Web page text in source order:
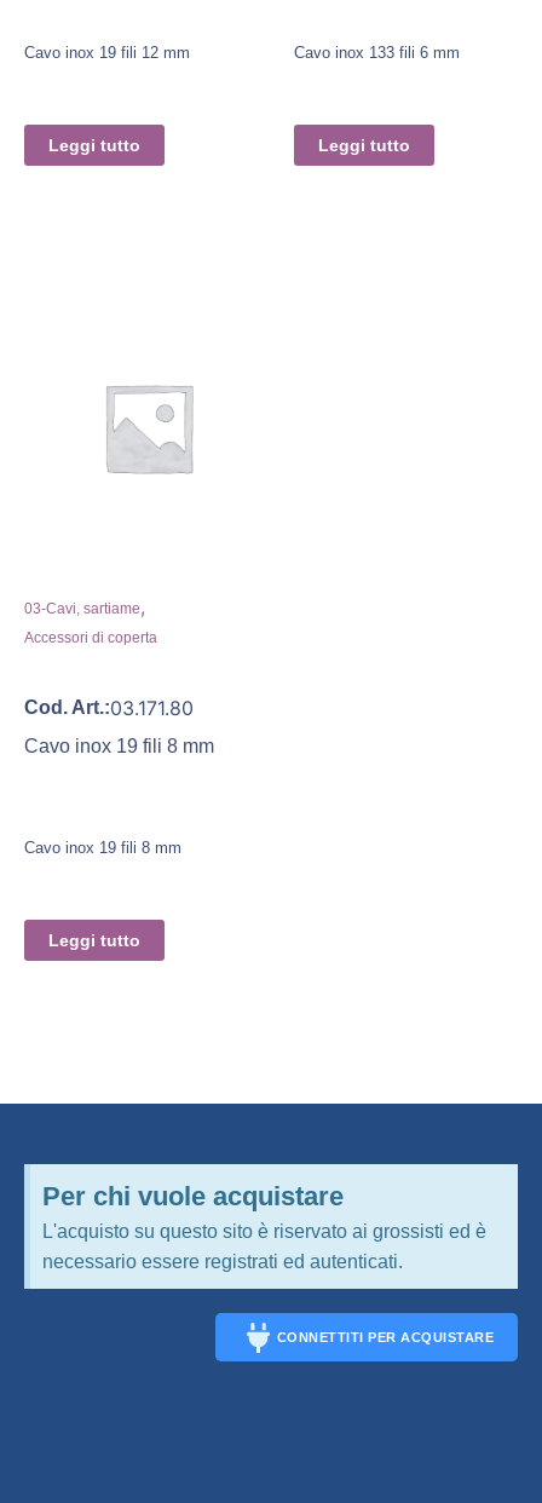
Cavo inox 19 fili 12 mm
Leggi tutto
Cavo inox 133 fili 6 mm
Leggi tutto
03-Cavi, sartiame,
Accessori di coperta
Cod. Art.:03.171.80
Cavo inox 19 fili 8 mm
Cavo inox 19 fili 8 mm
Leggi tutto
Per chi vuole acquistare
L'acquisto su questo sito è riservato ai grossisti ed è
necessario essere registrati ed autenticati.
CONNETTITI PER ACQUISTARE